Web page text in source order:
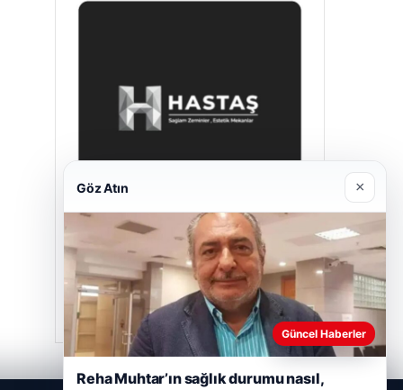
Hastaş Beton
Mayıs 26, 2026
Göz Atın ×
Güncel Haberler
Reha Muhtar’ın sağlık durumu nasıl,